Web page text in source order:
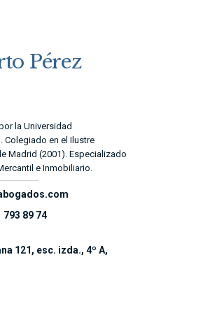
Pérez
la Universidad
Colegiado en el Ilustre
Madrid (2001). Especializado
e Inmobiliario.
793 89 74
121, esc. izda., 4º A,